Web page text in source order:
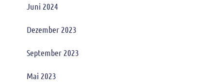
Juni 2024
Dezember 2023
September 2023
Mai 2023